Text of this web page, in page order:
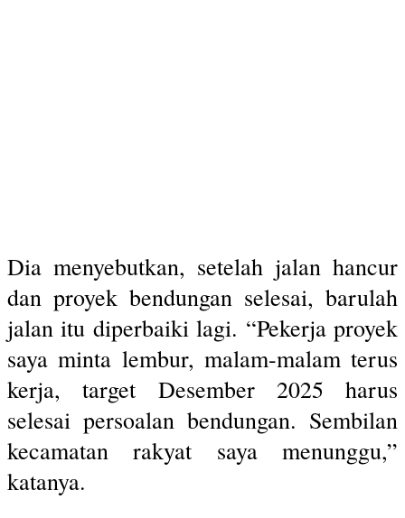
Dia menyebutkan, setelah jalan hancur
dan proyek bendungan selesai, barulah
jalan itu diperbaiki lagi. “Pekerja proyek
saya minta lembur, malam-malam terus
kerja, target Desember 2025 harus
selesai persoalan bendungan. Sembilan
kecamatan rakyat saya menunggu,”
katanya.